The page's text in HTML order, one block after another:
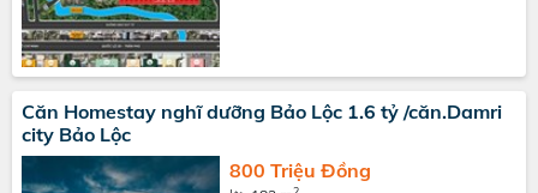
Căn Homestay nghĩ dưỡng Bảo Lộc 1.6 tỷ /căn.Damri
city Bảo Lộc
800 Triệu Đồng